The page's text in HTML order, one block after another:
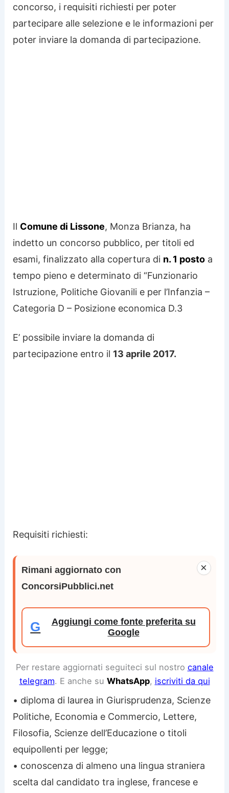
concorso, i requisiti richiesti per poter
partecipare alle selezione e le informazioni per
poter inviare la domanda di partecipazione.
Il Comune di Lissone, Monza Brianza, ha
indetto un concorso pubblico, per titoli ed
esami, finalizzato alla copertura di n. 1 posto a
tempo pieno e determinato di “Funzionario
Istruzione, Politiche Giovanili e per l’Infanzia –
Categoria D – Posizione economica D.3
E’ possibile inviare la domanda di
partecipazione entro il 13 aprile 2017.
Requisiti richiesti:
×
Rimani aggiornato con
ConcorsiPubblici.net
G
Aggiungi come fonte preferita su
Google
Per restare aggiornati seguiteci sul nostro canale
telegram. E anche su WhatsApp, iscriviti da qui
• diploma di laurea in Giurisprudenza, Scienze
Politiche, Economia e Commercio, Lettere,
Filosofia, Scienze dell’Educazione o titoli
equipollenti per legge;
• conoscenza di almeno una lingua straniera
scelta dal candidato tra inglese, francese e